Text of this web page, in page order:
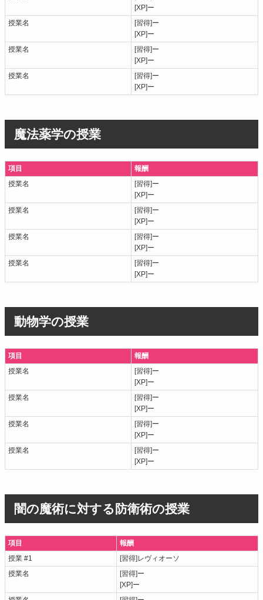
[XP]ー
授業名
[習得]ー
[XP]ー
授業名
[習得]ー
[XP]ー
授業名
[習得]ー
[XP]ー
魔法薬学の授業
項目
報酬
授業名
[習得]ー
[XP]ー
授業名
[習得]ー
[XP]ー
授業名
[習得]ー
[XP]ー
授業名
[習得]ー
[XP]ー
動物学の授業
項目
報酬
授業名
[習得]ー
[XP]ー
授業名
[習得]ー
[XP]ー
授業名
[習得]ー
[XP]ー
授業名
[習得]ー
[XP]ー
闇の魔術に対する防衛術の授業
項目
報酬
授業 #1
[習得]レヴィオーソ
授業名
[習得]ー
[XP]ー